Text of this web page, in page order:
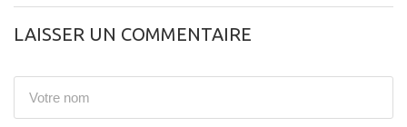
LAISSER UN COMMENTAIRE